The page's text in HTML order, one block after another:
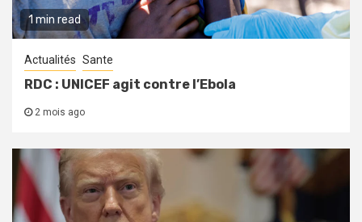
1 min read
Actualités Sante
RDC : UNICEF agit contre l’Ebola
2 mois ago